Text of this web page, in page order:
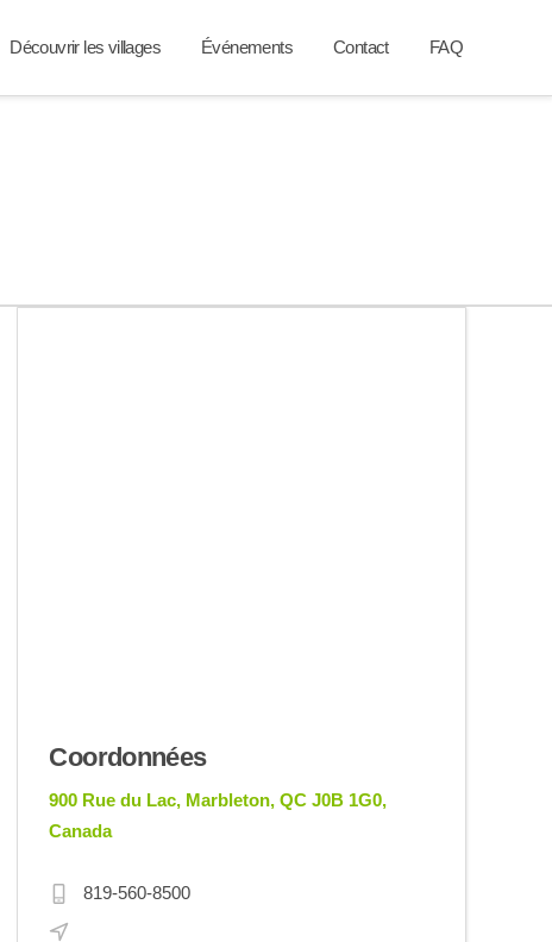
Découvrir les villages Événements Contact FAQ
Coordonnées
900 Rue du Lac, Marbleton, QC J0B 1G0,
Canada
819-560-8500